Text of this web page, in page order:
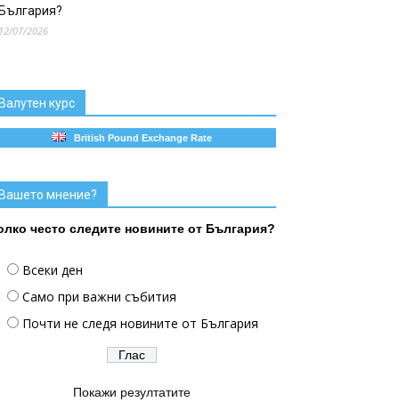
07/2026
курс
British Pound Exchange Rate
мнение?
често следите новините от България?
Всеки ден
Само при важни събития
Почти не следя новините от България
Покажи резултатите